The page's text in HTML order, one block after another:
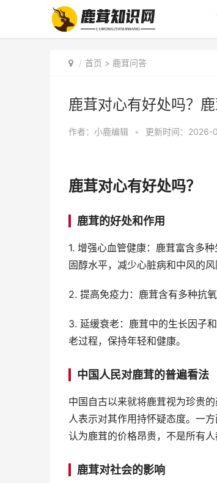
首页 > 鹿茸问答
鹿茸对心有好处吗？
作者： 小鹿编辑 • 更新时间：
鹿茸对心有好处吗？
鹿茸的好处和作用
1. 增强心血管健康：鹿茸富含多
固醇水平，减少心脏病和中风的风
2. 提高免疫力：鹿茸含有多种抗
3. 延缓衰老：鹿茸中的生长因子
老过程，保持年轻和健康。
中国人民对鹿茸的普遍看法
中国自古以来就将鹿茸视为珍贵
人表示对其作用持怀疑态度。一
认为鹿茸的价格昂贵，不是所有人
鹿茸对社会的影响